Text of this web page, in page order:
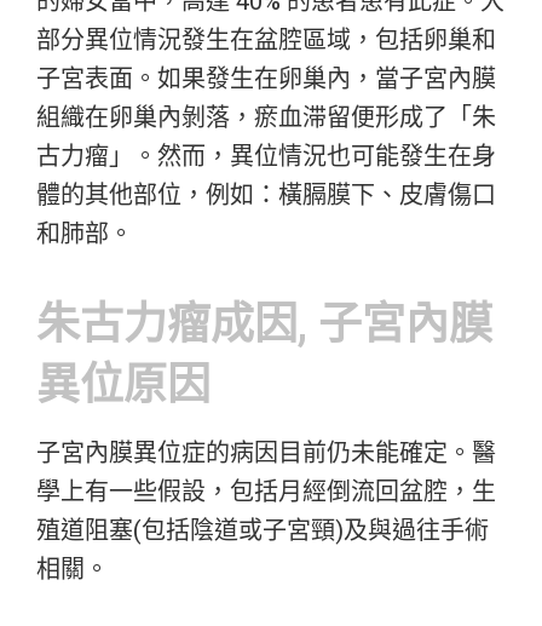
部分異位情況發生在盆腔區域，包括卵巢和
子宮表面。如果發生在卵巢內，當子宮內膜
組織在卵巢內剝落，瘀血滞留便形成了「朱
古力瘤」。然而，異位情況也可能發生在身
體的其他部位，例如：橫膈膜下、皮膚傷口
和肺部。
朱古力瘤成因, 子宮內膜
異位原因
子宮內膜異位症的病因目前仍未能確定。醫
學上有一些假設，包括月經倒流回盆腔，生
殖道阻塞(包括陰道或子宮頸)及與過往手術
相關。